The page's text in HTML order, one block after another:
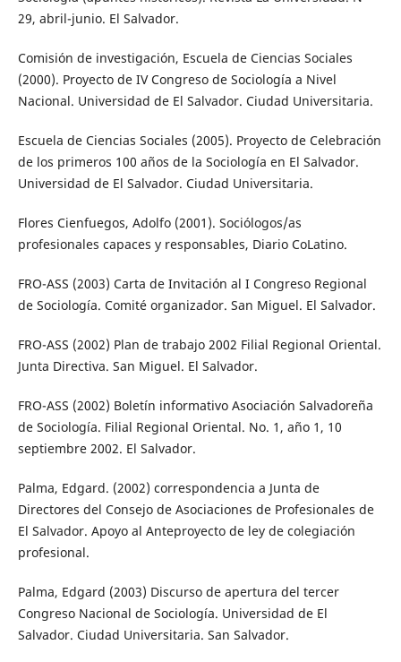
29, abril-junio. El Salvador.
Comisión de investigación, Escuela de Ciencias Sociales
(2000). Proyecto de IV Congreso de Sociología a Nivel
Nacional. Universidad de El Salvador. Ciudad Universitaria.
Escuela de Ciencias Sociales (2005). Proyecto de Celebración
de los primeros 100 años de la Sociología en El Salvador.
Universidad de El Salvador. Ciudad Universitaria.
Flores Cienfuegos, Adolfo (2001). Sociólogos/as
profesionales capaces y responsables, Diario CoLatino.
FRO-ASS (2003) Carta de Invitación al I Congreso Regional
de Sociología. Comité organizador. San Miguel. El Salvador.
FRO-ASS (2002) Plan de trabajo 2002 Filial Regional Oriental.
Junta Directiva. San Miguel. El Salvador.
FRO-ASS (2002) Boletín informativo Asociación Salvadoreña
de Sociología. Filial Regional Oriental. No. 1, año 1, 10
septiembre 2002. El Salvador.
Palma, Edgard. (2002) correspondencia a Junta de
Directores del Consejo de Asociaciones de Profesionales de
El Salvador. Apoyo al Anteproyecto de ley de colegiación
profesional.
Palma, Edgard (2003) Discurso de apertura del tercer
Congreso Nacional de Sociología. Universidad de El
Salvador. Ciudad Universitaria. San Salvador.